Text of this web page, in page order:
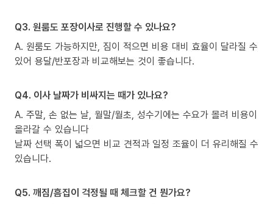
Q3. 원룸도 포장이사로 진행할 수 있나요?
A. 원룸도 가능하지만, 짐이 적으면 비용 대비 효율이 달라질 수
있어 용달/반포장과 비교해보는 것이 좋습니다.
Q4. 이사 날짜가 비싸지는 때가 있나요?
A. 주말, 손 없는 날, 월말/월초, 성수기에는 수요가 몰려 비용이
올라갈 수 있습니다
날짜 선택 폭이 넓으면 비교 견적과 일정 조율이 더 유리해질 수
있습니다.
Q5. 깨짐/흠집이 걱정될 때 체크할 건 뭔가요?